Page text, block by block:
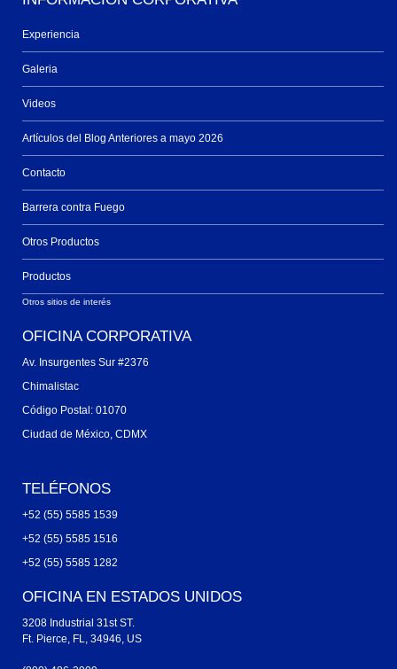
Experiencia
Galeria
Videos
Artículos del Blog Anteriores a mayo 2026
Contacto
Barrera contra Fuego
Otros Productos
Productos
Otros sitios de interés
OFICINA CORPORATIVA
Av. Insurgentes Sur #2376
Chimalistac
Código Postal: 01070
Ciudad de México, CDMX
TELÉFONOS
+52 (55) 5585 1539
+52 (55) 5585 1516
+52 (55) 5585 1282
OFICINA EN ESTADOS UNIDOS
3208 Industrial 31st ST.
Ft. Pierce, FL, 34946, US